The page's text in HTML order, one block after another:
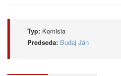
Typ: Komisia
Predseda: Budaj Ján